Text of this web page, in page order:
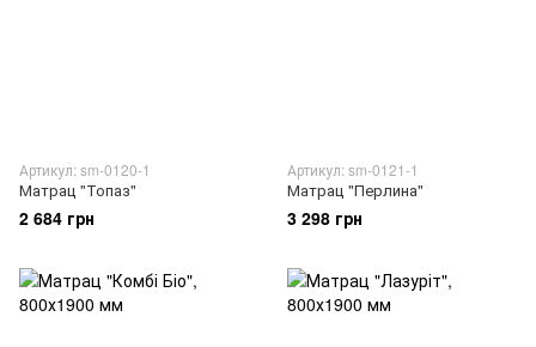
Артикул: sm-0120-1
Матрац "Топаз"
2 684 грн
Артикул: sm-0121-1
Матрац "Перлина"
3 298 грн